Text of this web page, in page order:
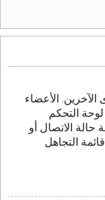
الآخرين. الأعضاء
التحكم
الاتصال أو
التجاهل